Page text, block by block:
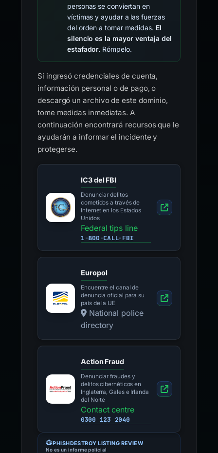
personas se conviertan en
víctimas y ayudar a las fuerzas
del orden a tomar medidas. El
silencio es la mayor ventaja del
estafador. Rómpelo.
Si ingresó credenciales de cuenta,
información personal o de pago, o
descargó un archivo de este dominio,
tome medidas inmediatas. A
continuación encontrará recursos que le
ayudarán a informar el incidente y
protegerse.
IC3 del FBI
Denunciar delitos
cometidos a través de
Internet en los Estados
Unidos
Federal tips line
1-800-CALL-FBI
Europol
Encuentre el canal de
denuncia oficial para su
país de la UE
National police
directory
Action Fraud
Denunciar fraudes y
delitos cibernéticos en
Inglaterra, Gales e Irlanda
del Norte
Contact centre
0300 123 2040
PHISHDESTROY LISTING REVIEW
No es un informe policial